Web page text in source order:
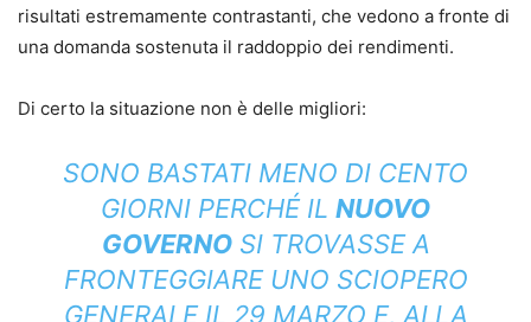
risultati estremamente contrastanti, che vedono a fronte di
una domanda sostenuta il raddoppio dei rendimenti.
Di certo la situazione non è delle migliori:
SONO BASTATI MENO DI CENTO
GIORNI PERCHÉ IL NUOVO
GOVERNOSI TROVASSE A
FRONTEGGIARE UNO SCIOPERO
GENERALE IL 29 MARZO E, ALLA